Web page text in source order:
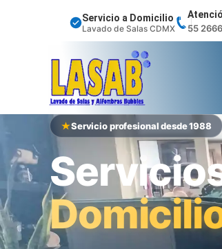
Servicio a Domicilio
Lavado de Salas CDMX
55
Servicio profesional desde 1988